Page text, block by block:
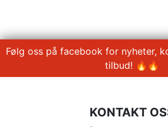
Følg oss på facebook for nyheter,
tilbud! 🔥🔥
KONTAKT